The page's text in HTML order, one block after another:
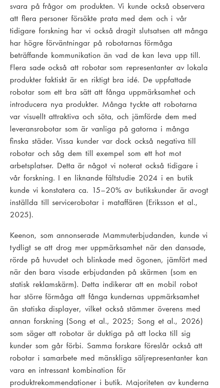
svara på frågor om produkten. Vi kunde också observera
att flera personer försökte prata med dem och i vår
tidigare forskning har vi också dragit slutsatsen att många
har högre förväntningar på robotarnas förmåga
beträffande kommunikation än vad de kan leva upp till.
Flera sade också att robotar som representanter av lokala
produkter faktiskt är en riktigt bra idé. De uppfattade
robotar som ett bra sätt att fånga uppmärksamhet och
introducera nya produkter. Många tyckte att robotarna
var visuellt attraktiva och söta, och jämförde dem med
leveransrobotar som är vanliga på gatorna i många
finska städer. Vissa kunder var dock också negativa till
robotar och såg dem till exempel som ett hot mot
arbetsplatser. Detta är något vi noterat också tidigare i
vår forskning. I en liknande fältstudie 2024 i en butik
kunde vi konstatera ca. 15–20% av butikskunder är avogt
inställda till servicerobotar i mataffären (Eriksson et al.,
2025).
Keenon, som annonserade Mammuterbjudanden, kunde vi
tydligt se att drog mer uppmärksamhet när den dansade,
rörde på huvudet och blinkade med ögonen, jämfört med
när den bara visade erbjudanden på skärmen (som en
statisk reklamskärm). Detta indikerar att en mobil robot
har större förmåga att fånga kundernas uppmärksamhet
än statiska displayer, vilket också stämmer överens med
annan forskning (Song et al., 2025; Song et al., 2026)
som säger att robotar är duktiga på att locka till sig
kunder som går förbi. Samma forskare föreslår också att
robotar i samarbete med mänskliga säljrepresentanter kan
vara en intressant kombination för
produktrekommendationer i butik. Majoriteten av kunderna